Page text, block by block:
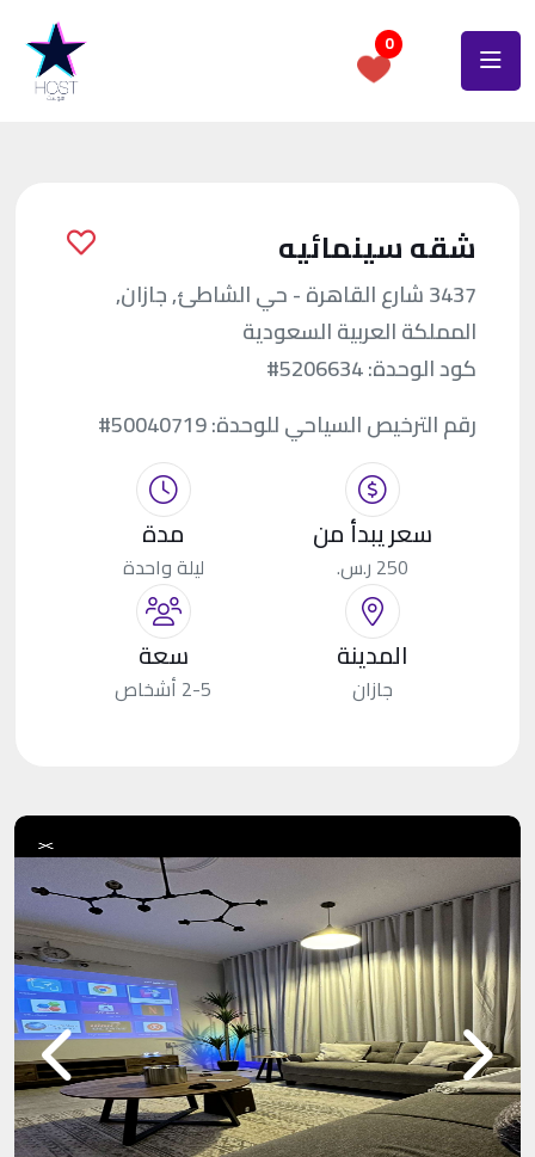
0
شقه سينمائيه
3437 شارع القاهرة - حي الشاطئ, جازان,
المملكة العربية السعودية
كود الوحدة:#5206634
رقم الترخيص السياحي للوحدة:#50040719
سعر يبدأ من
250 ر.س.
مدة
ليلة واحدة
المدينة
جازان
سعة
2-5 أشخاص